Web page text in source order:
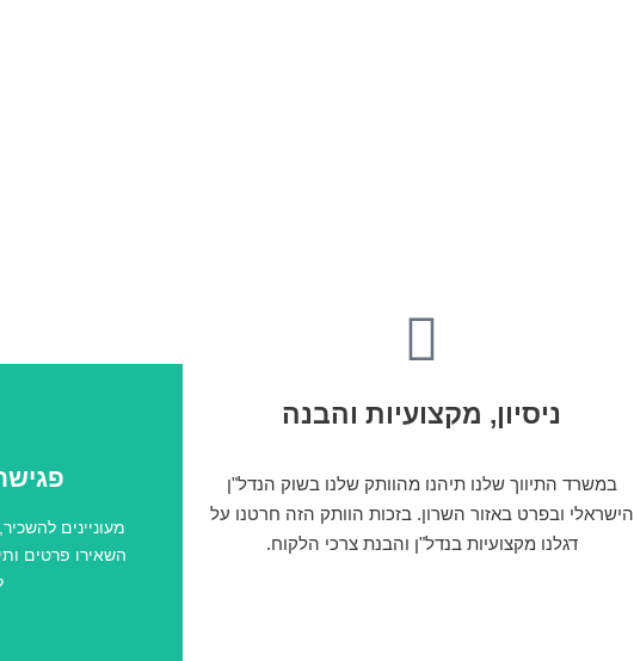
ניסיון, מקצועיות והבנה
במשרד התיווך שלנו תיהנו מהוותק שלנו בשוק הנדל"ן
הישראלי ובפרט באזור השרון. בזכות הוותק הזה חרטנו על
דגלנו מקצועיות בנדל"ן והבנת צרכי הלקוח.
מעוניינים
השאירו פרטים